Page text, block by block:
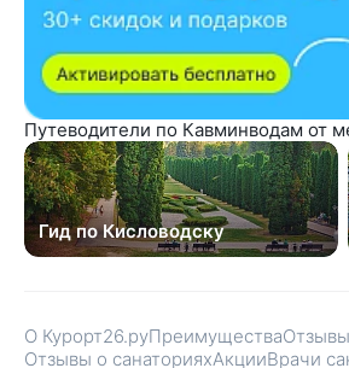
Путеводители по Кавминводам от
Гид по Кисловодску
О Курорт26.руПреимущества
Отзывы о санаторияхАкцииВрачи